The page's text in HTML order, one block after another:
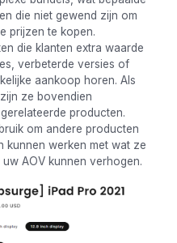
die niet gewend zijn om
prijzen te kopen.
die klanten extra waarde
verbeterde versies of
aankoop horen. Als
ze bovendien
producten.
om andere producten
kunnen werken met wat ze
AOV kunnen verhogen.